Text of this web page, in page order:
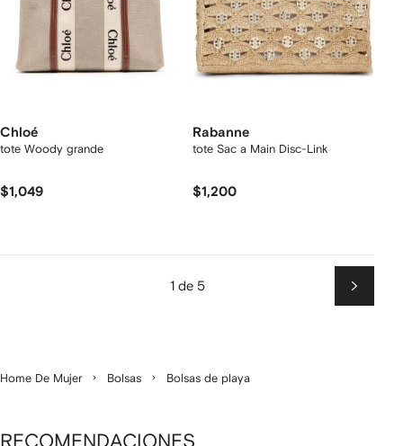
Chloé
tote Woody grande
$1,049
Rabanne
tote Sac a Main Disc-Link
$1,200
1 de 5
Home De Mujer Bolsas Bolsas de playa
RECOMENDACIONES